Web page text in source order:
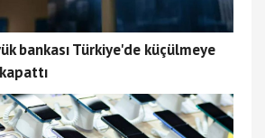
bankası Türkiye'de küçülmeye